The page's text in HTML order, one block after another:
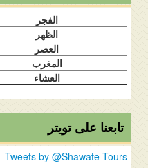
الفجر
الظهر
العصر
المغرب
العشاء
تابعنا على تويتر
Tweets by @Shawate Tours